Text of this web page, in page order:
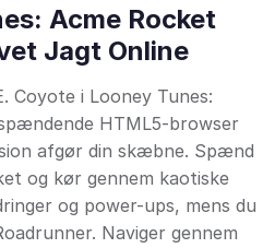
Acme Rocket
Jagt Online
Coyote i Looney Tunes:
HTML5-browser
afgør din skæbne. Spænd
og kør gennem kaotiske
og power-ups, mens du
Naviger gennem